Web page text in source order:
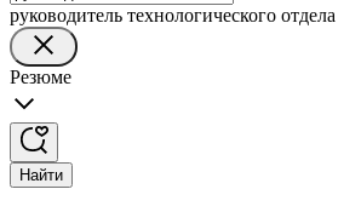
руководитель технологического отдела
Резюме
Найти